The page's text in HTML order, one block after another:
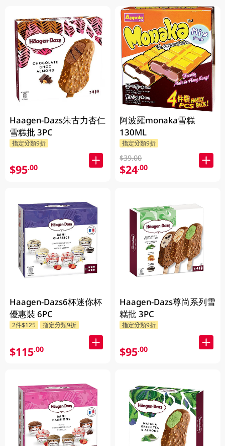
Haagen-Dazs朱古力杏仁
雪糕批 3PC
指定分類9折
$95.00
Haagen-Dazs6杯迷你杯
優惠裝 6PC
2件$125 指定分類9折
$115.00
阿波羅monaka雪糕
130ML
指定分類9折
$39.00
$24.00
Haagen-Dazs尊尚系列雪
糕批 3PC
指定分類9折
$95.00